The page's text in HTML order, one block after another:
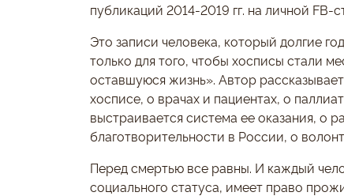
публикаций 2014-2019 гг. на личной FB-
Это записи человека, который долгие
только для того, чтобы хосписы стали
оставшуюся жизнь». Автор
хосписе, о врачах и пациентах, о
выстраивается система ее оказания, о
благотворительности в России, о
Перед смертью все равны. И каждый
социального статуса, имеет право